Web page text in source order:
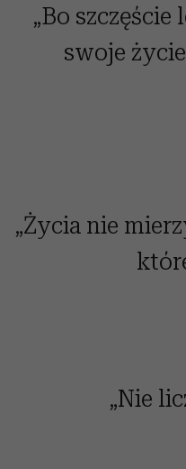
„Bo
swoje
„Życia nie
„Nie